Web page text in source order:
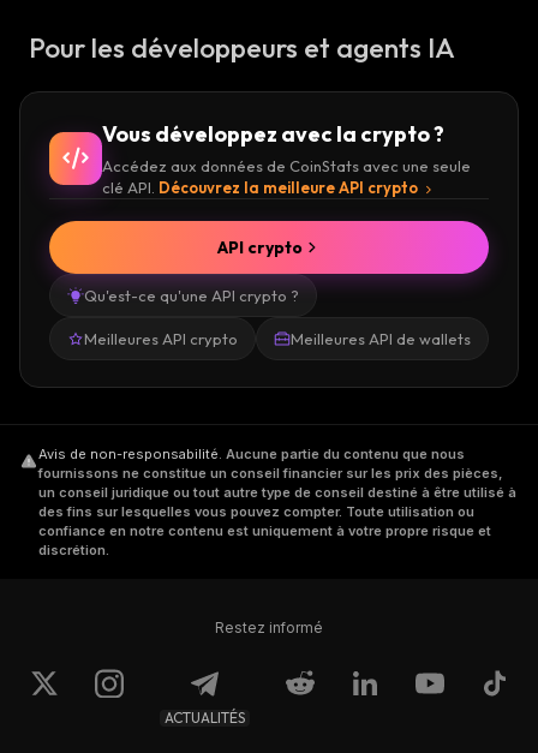
Pour les développeurs et agents IA
Vous développez avec la crypto ?
Accédez aux données de CoinStats avec une seule
clé API. Découvrez la meilleure API crypto
Qu'est-ce qu'une API crypto ?
Meilleures API crypto Meilleures API de wallets
API crypto
Avis de non-responsabilité. Aucune partie du contenu que nous
fournissons ne constitue un conseil financier sur les prix des pièces,
un conseil juridique ou tout autre type de conseil destiné à être utilisé à
des fins sur lesquelles vous pouvez compter. Toute utilisation ou
confiance en notre contenu est uniquement à votre propre risque et
discrétion.
Restez informé
ACTUALITÉS